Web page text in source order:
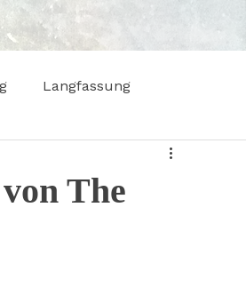
Langfassung
The